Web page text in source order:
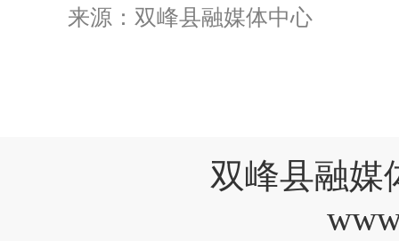
来源：双峰县融媒体中心
双峰县融媒